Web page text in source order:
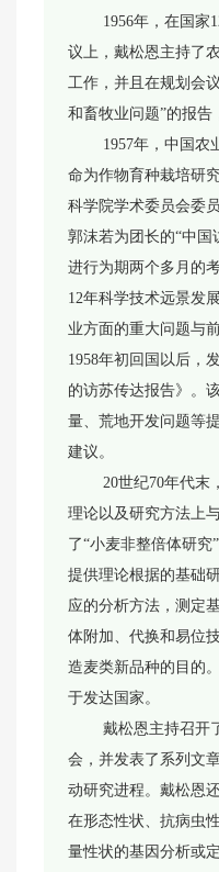
1956年，在国家
议上，戴松恩主持了
工作，并且在规划会
和畜牧业问题”的报告
1957年，中国农
命为作物育种栽培研
科学院学术委员会委
郭沫若为团长的“中国
进行为期两个多月的
12年科学技术远景发
业方面的重大问题与
1958年初回国以后，
的访苏传达报告》。
量、荒地开发问题等
建议。
20世纪70年代末
理论以及研究方法上
了“小麦非整倍体研
提供理论根据的基础
应的分析方法，测定
体附加、代换和易位
造麦类新品种的目的
于发达国家。
戴松恩主持召开
会，并发表了系列文
动研究进程。戴松恩
在形态性状、抗病虫
量性状的基因分析或